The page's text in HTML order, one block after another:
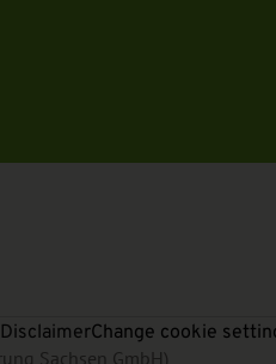
Change cookie
Sachsen GmbH)